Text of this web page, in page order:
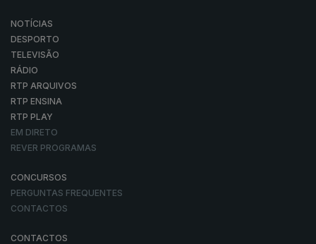
NOTÍCIAS
DESPORTO
TELEVISÃO
RÁDIO
RTP ARQUIVOS
RTP ENSINA
RTP PLAY
EM DIRETO
REVER PROGRAMAS
CONCURSOS
PERGUNTAS FREQUENTES
CONTACTOS
CONTACTOS